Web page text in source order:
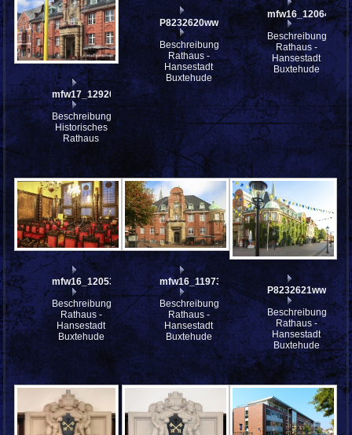
mfw17_129204
Beschreibung:
Historisches
Rathaus
P8232620ww
Beschreibung:
Rathaus -
Hansestadt
Buxtehude
mfw16_120649ww
Beschreibung:
Rathaus -
Hansestadt
Buxtehude
mfw16_120534ww
Beschreibung:
Rathaus -
Hansestadt
Buxtehude
mfw16_119732ww
Beschreibung:
Rathaus -
Hansestadt
Buxtehude
P8232621ww
Beschreibung:
Rathaus -
Hansestadt
Buxtehude